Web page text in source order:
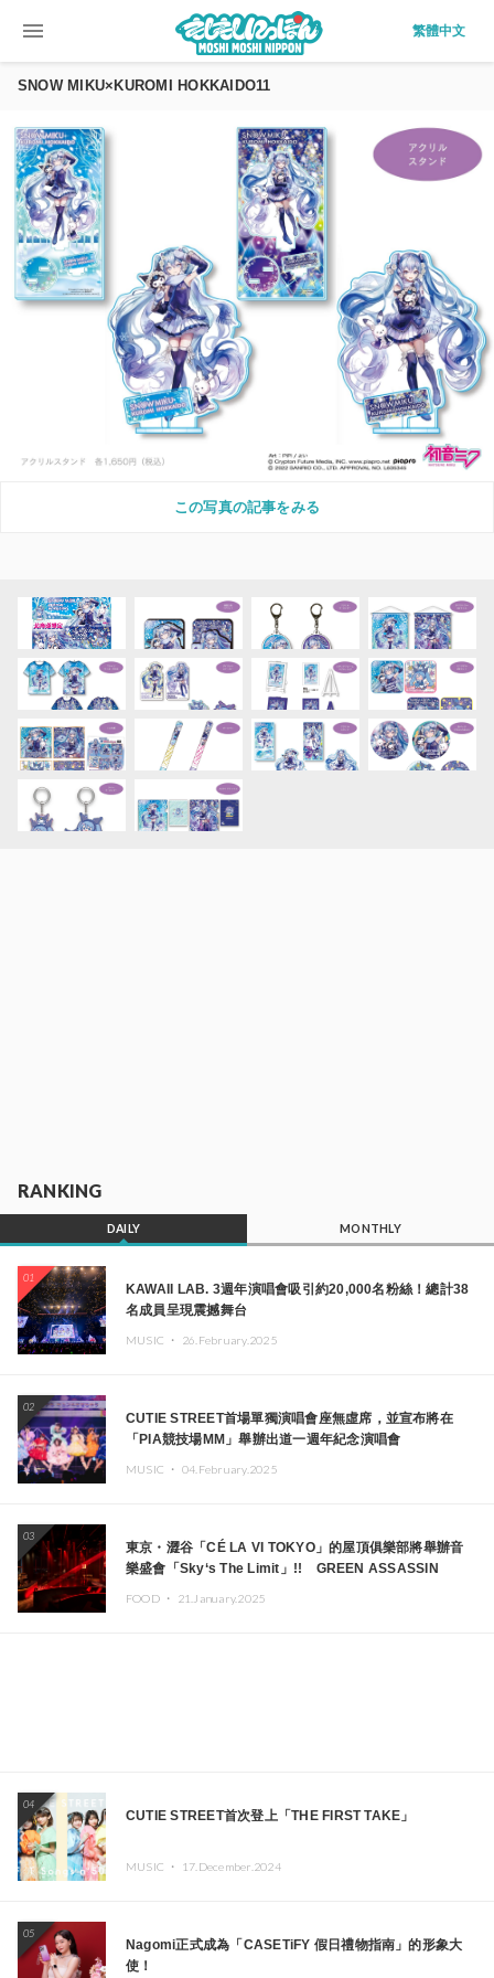
menu 繁體中文
SNOW MIKU×KUROMI HOKKAIDO11
この写真の記事をみる
RANKING
DAILY MONTHLY
01
KAWAII LAB. 3週年演唱會吸引約20,000名粉絲！總計38
名成員呈現震撼舞台
MUSIC ・ 26.February.2025
02
CUTIE STREET首場單獨演唱會座無虛席，並宣布將在
「PIA競技場MM」舉辦出道一週年紀念演唱會
MUSIC ・ 04.February.2025
03
東京・澀谷「CÉ LA VI TOKYO」的屋頂俱樂部將舉辦音
樂盛會「Sky‘s The Limit」!! GREEN ASSASSIN
FOOD ・ 21.January.2025
04
CUTIE STREET首次登上「THE FIRST TAKE」
MUSIC ・ 17.December.2024
05
Nagomi正式成為「CASETiFY 假日禮物指南」的形象大
使！